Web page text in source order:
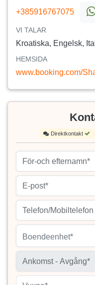
+385916767075
VI TALAR
Kroatiska, Engelsk,
HEMSIDA
www.booking.com/
Direktkontakt
Boendeenhet*